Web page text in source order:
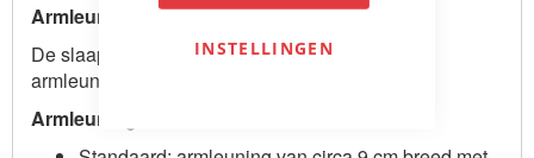
INSTELLINGEN
Armleuningen
De slaapbank is verkrijgbaar met 3 soorten
armleuningen:
Armleuning 1: